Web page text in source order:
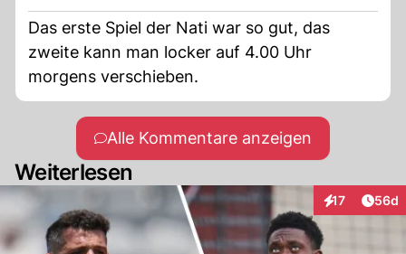
Das erste Spiel der Nati war so gut, das
zweite kann man locker auf 4.00 Uhr
morgens verschieben.
Alle Kommentare anzeigen
Weiterlesen
17
Interaktionen
56d